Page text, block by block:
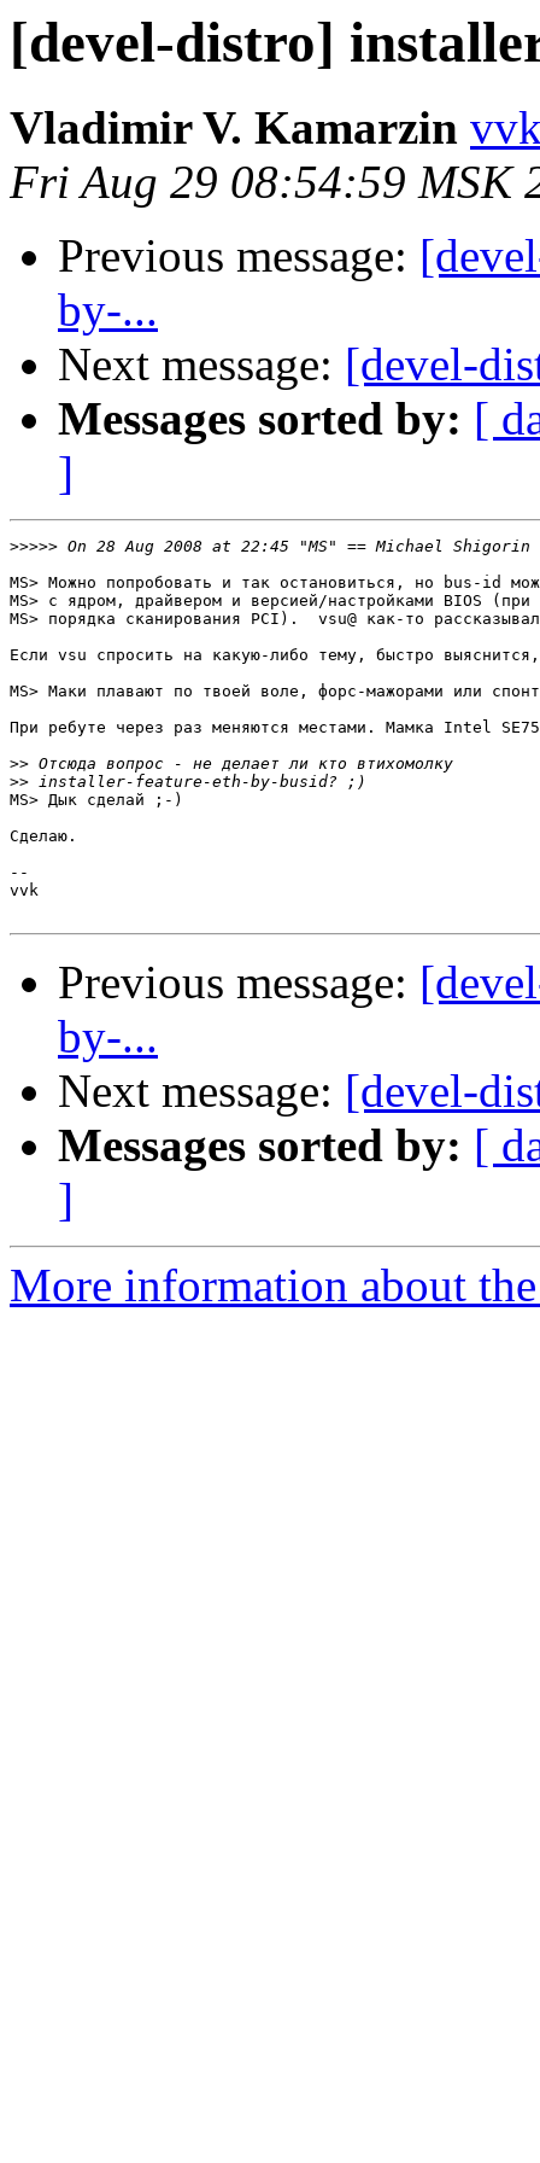
[devel-distro]
Vladimir V. Kamarzin
Fri Aug 29 08:54:59 MSK
Previous message:
by-...
Next message: [devel-
Messages sorted by: [
]
>>>>>
MS> Можно попробовать и так остановиться, но bus-id
MS> с ядром, драйвером и версией/настройками BIOS (при
MS> порядка сканирования PCI).  vsu@ как-то
Если vsu спросить на какую-либо тему, быстро
MS> Маки плавают по твоей воле, форс-мажорами или
При ребуте через раз меняются местами. Мамка Intel
>>
>>
MS> Дык сделай ;-)
Сделаю.
--
vvk
Previous message:
by-...
Next message: [devel-
Messages sorted by: [
]
More information about